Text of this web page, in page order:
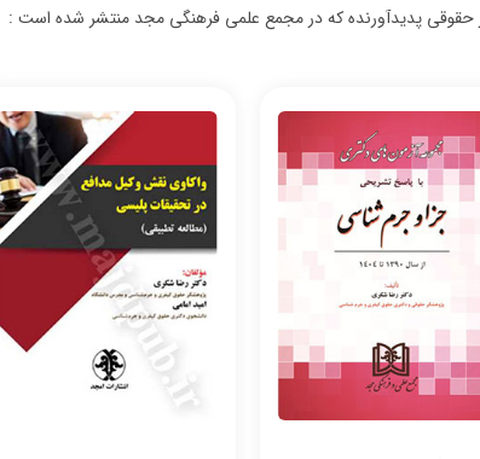
حقوقی پدیدآورنده که در مجمع علمی فرهنگی مجد منتشر شده است :